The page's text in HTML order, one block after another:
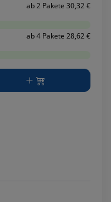
ab 2 Pakete 30,32 €
ab 4 Pakete 28,62 €